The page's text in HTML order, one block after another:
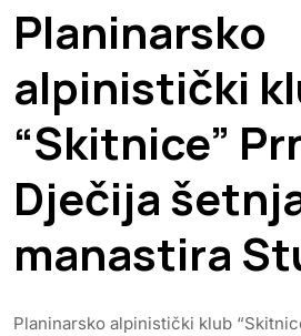
Planinarsko
alpinistički
“Skitnice”
Dječija
manastira
Planinarsko alpinistički klub